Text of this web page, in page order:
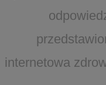
internetowa